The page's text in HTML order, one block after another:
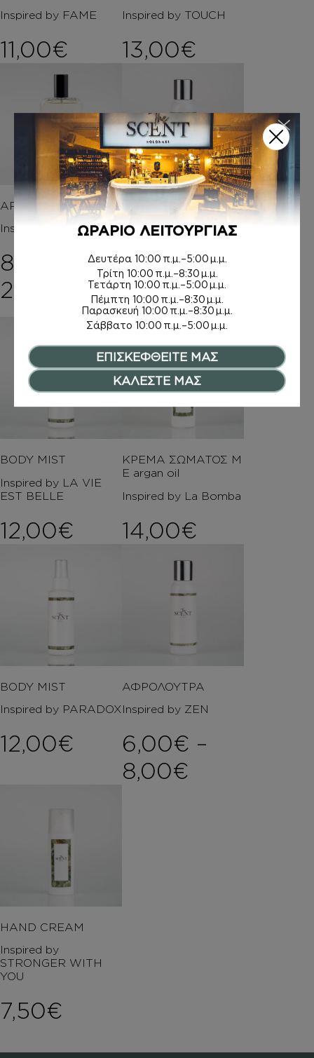
Inspired by FAME
11,00€
Inspired by TOUCH
13,00€
ΑΡΩΜΑΤΑ
Inspired by AURA
8,00
20,00
Price range: 8,00€
ΑΦΡΟΛΟΥΤΡΑ
Inspired by INFUSION
6,00€ –
8,00€Price
BODY MIST
Inspired by LA VIE
EST BELLE
12,00€
ΚΡΕΜΑ ΣΩΜΑΤΟΣ Μ
Ε argan oil
Inspired by La Bomba
14,00€
BODY MIST
Inspired by PARADOX
12,00€
ΑΦΡΟΛΟΥΤΡΑ
Inspired by ZEN
6,00€ –
8,00€
HAND CREAM
Inspired by
STRONGER WITH
YOU
7,50€
ΩΡΑΡΙΟ ΛΕΙΤΟΥΡΓΙΑΣ
Δευτέρα 10:00 π.μ.–5:00 μ.μ.
Τρίτη 10:00 π.μ.–8:30 μ.μ.
Τετάρτη 10:00 π.μ.–5:00 μ.μ.
Πέμπτη 10:00 π.μ.–8:30 μ.μ.
Παρασκευή 10:00 π.μ.–8:30 μ.μ.
Σάββατο 10:00 π.μ.–5:00 μ.μ.
ΕΠΙΣΚΕΦΘΕΙΤΕ ΜΑΣ
ΚΑΛΕΣΤΕ ΜΑΣ